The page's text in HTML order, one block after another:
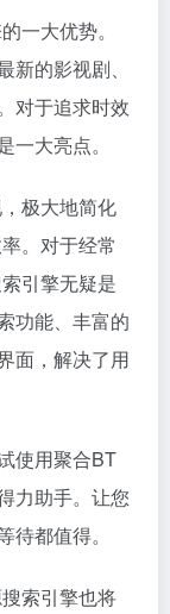
一大优势。
的影视剧、
对于追求时效
大亮点。
极大地简化
。对于经常
引擎无疑是
功能、丰富的
面，解决了用
使用聚合BT
力助手。让您
都值得。
索引擎也将